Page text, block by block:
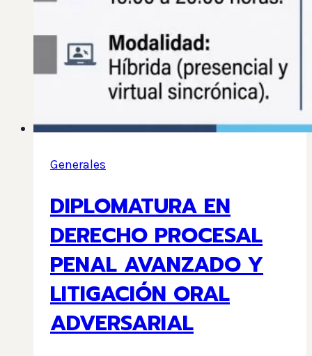
Generales
DIPLOMATURA EN
DERECHO PROCESAL
PENAL AVANZADO Y
LITIGACIÓN ORAL
ADVERSARIAL